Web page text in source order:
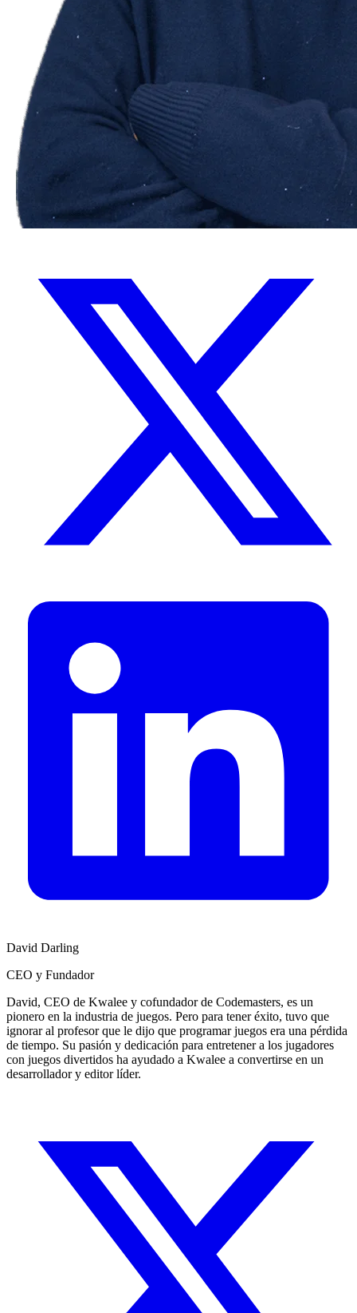
David Darling
CEO y Fundador
David, CEO de Kwalee y cofundador de Codemasters, es un
pionero en la industria de juegos. Pero para tener éxito, tuvo que
ignorar al profesor que le dijo que programar juegos era una pérdida
de tiempo. Su pasión y dedicación para entretener a los jugadores
con juegos divertidos ha ayudado a Kwalee a convertirse en un
desarrollador y editor líder.